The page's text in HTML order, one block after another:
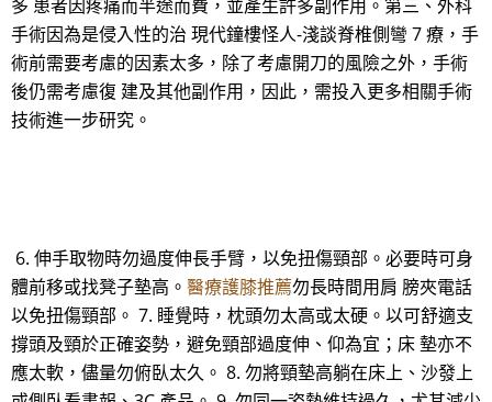
多 患者因疼痛而半途而費，並產生許多副作用。第三、外科
手術因為是侵入性的治 現代鐘樓怪人-淺談脊椎側彎 7 療，手
術前需要考慮的因素太多，除了考慮開刀的風險之外，手術
後仍需考慮復 建及其他副作用，因此，需投入更多相關手術
技術進一步研究。
6. 伸手取物時勿過度伸長手臂，以免扭傷頸部。必要時可身
體前移或找凳子墊高。 醫療護膝推薦勿長時間用肩 膀夾電話
以免扭傷頸部。 7. 睡覺時，枕頭勿太高或太硬。以可舒適支
撐頭及頸於正確姿勢，避免頸部過度伸、仰為宜；床 墊亦不
應太軟，儘量勿俯臥太久。 8. 勿將頸墊高躺在床上、沙發上